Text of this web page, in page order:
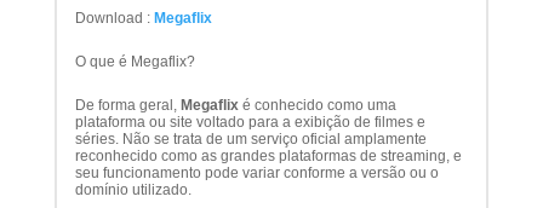
Download : Megaflix
O que é Megaflix?
De forma geral, Megaflixé conhecido como uma
plataforma ou site voltado para a exibição de filmes e
séries. Não se trata de um serviço oficial amplamente
reconhecido como as grandes plataformas de streaming, e
seu funcionamento pode variar conforme a versão ou o
domínio utilizado.